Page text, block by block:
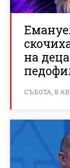
на
СЪБОТА, 8